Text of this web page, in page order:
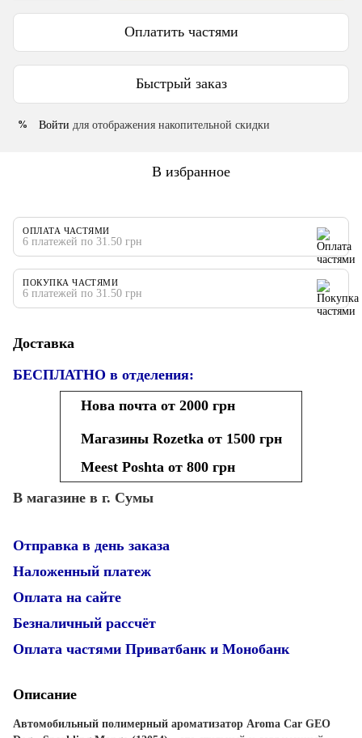
Оплатить частями
Быстрый заказ
% Войти для отображения накопительной скидки
В избранное
ОПЛАТА ЧАСТЯМИ
6 платежей по 31.50 грн
ПОКУПКА ЧАСТЯМИ
6 платежей по 31.50 грн
Доставка
БЕСПЛАТНО в отделения:
Нова почта от 2000 грн
Магазины Rozetka от 1500 грн
Meest Poshta от 800 грн
В магазине в г. Сумы
Отправка в день заказа
Наложенный платеж
Оплата на сайте
Безналичный рассчёт
Оплата частями Приватбанк и Монобанк
Описание
Автомобильный полимерный ароматизатор Aroma Car GEO